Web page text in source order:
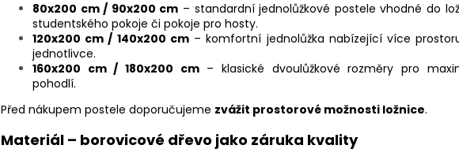
80x200 cm / 90x200 cm – standardní jednolůžkové postele vhodné do
studentského pokoje či pokoje pro hosty.
120x200 cm / 140x200 cm– komfortní jednolůžka nabízející více
jednotlivce.
160x200 cm / 180x200 cm– klasické dvoulůžkové rozměry pro
pohodlí.
Před nákupem postele doporučujeme zvážit prostorové možnosti ložnice.
Materiál – borovicové dřevo jako záruka kvality